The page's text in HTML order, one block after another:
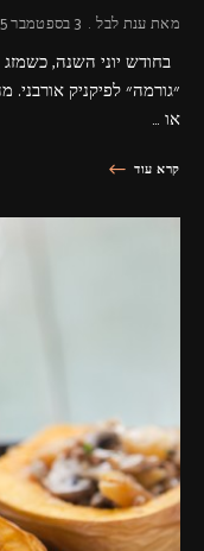
מאתענת לבל 3 בספטמבר 2015
בחודש יוני השנה, כשמזג
״גורמה״ לפיקניק
או …
קרא עוד